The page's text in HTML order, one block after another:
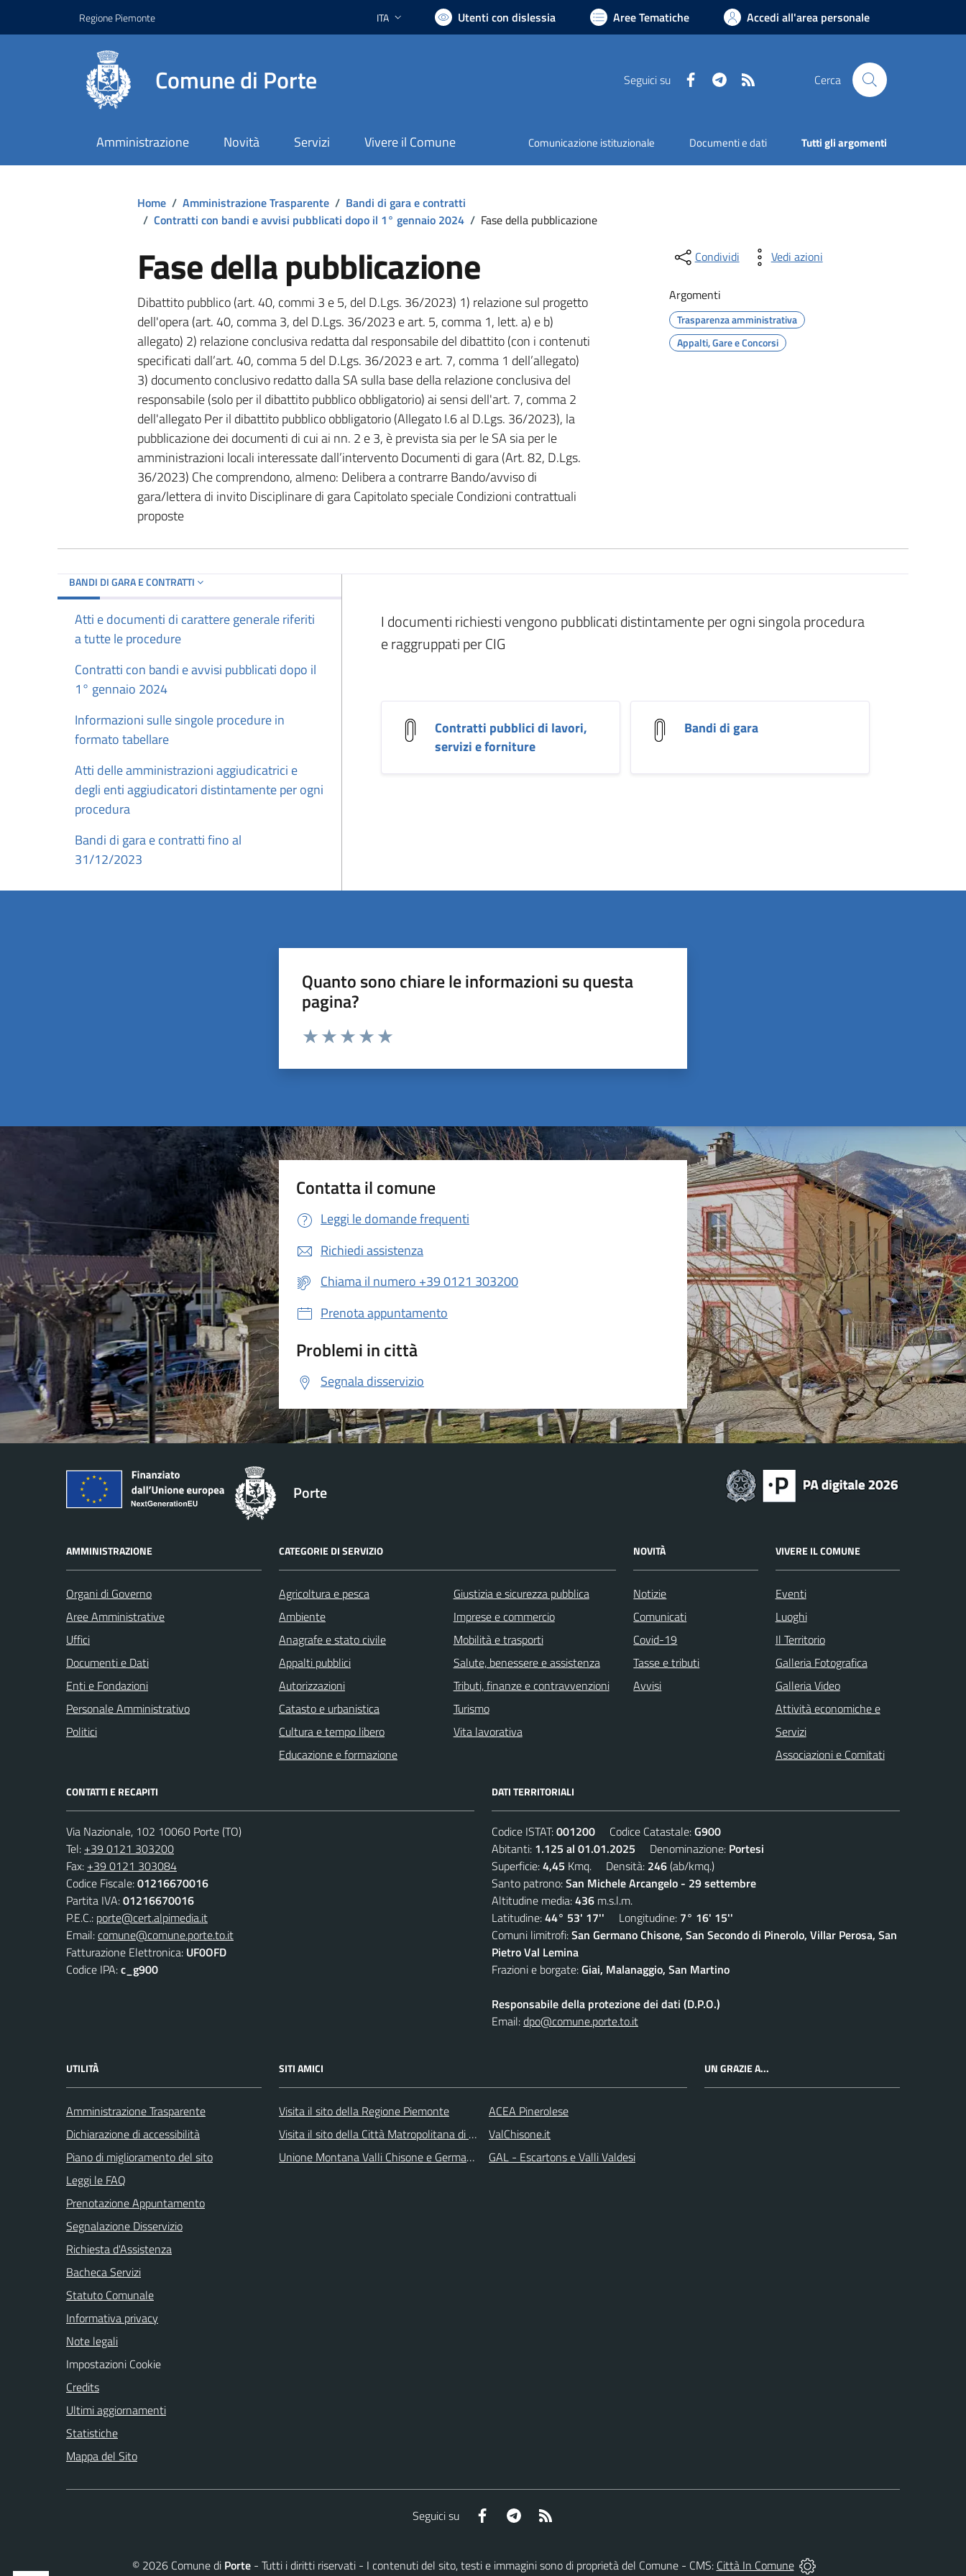
Regione Piemonte Lingua attiva:
ITA Utenti con dislessia Aree Tematiche Accedi all'area personale
Comune di Porte Seguici su FacebookTelegram Cerca
Amministrazione Novità Servizi Vivere il Comune Comunicazione istituzionale Documenti e dati Tutti gli argomenti
Home / Amministrazione Trasparente / Bandi di gara e contratti
/ Contratti con bandi e avvisi pubblicati dopo il 1° gennaio 2024 / Fase della pubblicazione
Fase della pubblicazione
Dibattito pubblico (art. 40, commi 3 e 5, del D.Lgs. 36/2023) 1) relazione sul progetto
dell'opera (art. 40, comma 3, del D.Lgs. 36/2023 e art. 5, comma 1, lett. a) e b)
allegato) 2) relazione conclusiva redatta dal responsabile del dibattito (con i contenuti
specificati dall’art. 40, comma 5 del D.Lgs. 36/2023 e art. 7, comma 1 dell’allegato)
3) documento conclusivo redatto dalla SA sulla base della relazione conclusiva del
responsabile (solo per il dibattito pubblico obbligatorio) ai sensi dell'art. 7, comma 2
dell'allegato Per il dibattito pubblico obbligatorio (Allegato I.6 al D.Lgs. 36/2023), la
pubblicazione dei documenti di cui ai nn. 2 e 3, è prevista sia per le SA sia per le
amministrazioni locali interessate dall’intervento Documenti di gara (Art. 82, D.Lgs.
36/2023) Che comprendono, almeno: Delibera a contrarre Bando/avviso di
gara/lettera di invito Disciplinare di gara Capitolato speciale Condizioni contrattuali
proposte
Condividi Vedi azioni
Argomenti
Trasparenza amministrativa
Appalti, Gare e Concorsi
BANDI DI GARA E CONTRATTI
Atti e documenti di carattere generale riferiti
a tutte le procedure
Contratti con bandi e avvisi pubblicati dopo il
1° gennaio 2024
Informazioni sulle singole procedure in
formato tabellare
Atti delle amministrazioni aggiudicatrici e
degli enti aggiudicatori distintamente per ogni
procedura
Bandi di gara e contratti fino al
31/12/2023
I documenti richiesti vengono pubblicati distintamente per ogni singola procedura
e raggruppati per CIG
Contratti pubblici di lavori,
servizi e forniture
Bandi di gara
Quanto sono chiare le informazioni su questa
pagina?
Valuta da 1 a 5 stelle la pagina
Contatta il comune
Leggi le domande frequenti
Richiedi assistenza
Chiama il numero +39 0121 303200
Prenota appuntamento
Problemi in città
Segnala disservizio
Porte
AMMINISTRAZIONE
Organi di Governo
Aree Amministrative
Uffici
Documenti e Dati
Enti e Fondazioni
Personale Amministrativo
Politici
CATEGORIE DI SERVIZIO
Agricoltura e pesca
Ambiente
Anagrafe e stato civile
Appalti pubblici
Autorizzazioni
Catasto e urbanistica
Cultura e tempo libero
Educazione e formazione
Giustizia e sicurezza pubblica
Imprese e commercio
Mobilità e trasporti
Salute, benessere e assistenza
Tributi, finanze e contravvenzioni
Turismo
Vita lavorativa
NOVITÀ
Notizie
Comunicati
Covid-19
Tasse e tributi
Avvisi
VIVERE IL COMUNE
Eventi
Luoghi
Il Territorio
Galleria Fotografica
Galleria Video
Attività economiche e
Servizi
Associazioni e Comitati
CONTATTI E RECAPITI
Via Nazionale, 102 10060 Porte (TO)
Tel: +39 0121 303200
Fax: +39 0121 303084
Codice Fiscale:01216670016
Partita IVA:01216670016
P.E.C.: porte@cert.alpimedia.it
Email:comune@comune.porte.to.it
Fatturazione Elettronica: UF0OFD
Codice IPA:c_g900
DATI TERRITORIALI
Codice ISTAT:001200 Codice Catastale:G900
Abitanti: 1.125 al 01.01.2025 Denominazione: Portesi
Superficie:4,45 Kmq. Densità: 246(ab/kmq.)
Santo patrono:San Michele Arcangelo - 29 settembre
Altitudine media:436 m.s.l.m.
Latitudine:44° 53' 17'' Longitudine: 7° 16' 15''
Comuni limitrofi:San Germano Chisone, San Secondo di Pinerolo, Villar Perosa, San
Pietro Val Lemina
Frazioni e borgate:Giai, Malanaggio, San Martino
Responsabile della protezione dei dati (D.P.O.)
Email:dpo@comune.porte.to.it
UTILITÀ
Amministrazione Trasparente
Dichiarazione di accessibilità
Piano di miglioramento del sito
Leggi le FAQ
Prenotazione Appuntamento
Segnalazione Disservizio
Richiesta d'Assistenza
Bacheca Servizi
Statuto Comunale
Informativa privacy
Note legali
Impostazioni Cookie
Credits
Ultimi aggiornamenti
Statistiche
Mappa del Sito
SITI AMICI
Visita il sito della Regione Piemonte
Visita il sito della Città Matropolitana di Torino
Unione Montana Valli Chisone e Germanasca
ACEA Pinerolese
ValChisone.it
GAL - Escartons e Valli Valdesi
UN GRAZIE A...
Seguici su Facebook Telegram
© 2026Comune di Porte- Tutti i diritti riservati - I contenuti del sito, testi e immagini sono di proprietà del Comune - CMS: Città In Comune